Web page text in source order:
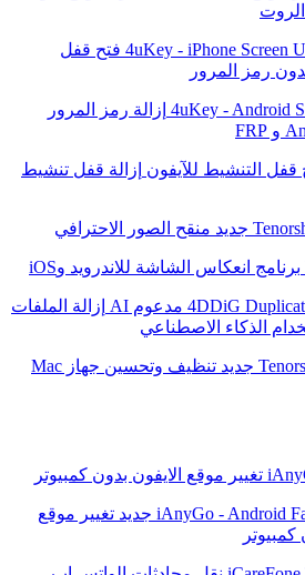
4uKey - iPhone Screen فتح قفل
4uKey - Android إزالة رمز المرور
إزالة قفل تنشيط
جديد منقح الصور الاحترافي
برنامج انعكاس الشاشة للاندرويد وiOS
4DDiG مدعوم AI
إزالة الملفات
الذكاء الاصطناعي
جديد
تنظيف وتحسين جهاز Mac
تغيير موقع الايفون بدون كمبيوتر
iAnyGo - Android جديد تغيير موقع
كمبيوتر